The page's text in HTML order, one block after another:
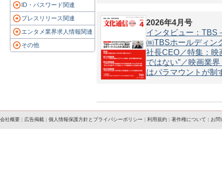
ID・パスワード関連
プレスリリース関連
エンタメ業界求人情報関連
その他
2026年4月号
インタビュー：TBS
㈱TBSホールディン
社長CEO／特集：映
ではない”／映画業
はパラマウントが制
会社概要 | 広告掲載 | 個人情報保護方針とプライバシーポリシー | 利用規約 | 著作権について | お問